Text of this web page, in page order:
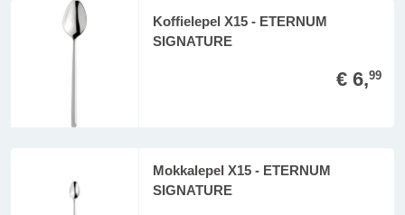
Koffielepel X15 - ETERNUM
SIGNATURE
€ 6,99
Mokkalepel X15 - ETERNUM
SIGNATURE